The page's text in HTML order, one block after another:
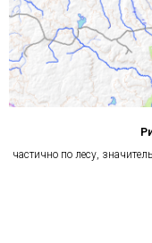
частично по лесу,